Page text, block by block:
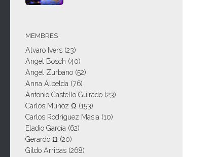
MEMBRES
Alvaro Ivers (23)
Angel Bosch (40)
Angel Zurbano (52)
Anna Albelda (76)
Antonio Castello Guirado (23)
Carlos Muñoz Ω (153)
Carlos Rodriguez Masia (10)
Eladio García (62)
Gerardo Ω (20)
Gildo Arribas (268)